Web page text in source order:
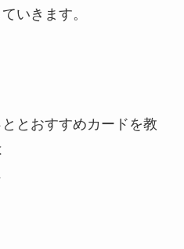
いきます。
とおすすめカードを教